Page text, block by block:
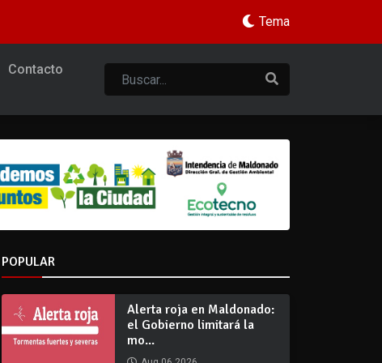
Tema
Contacto
POPULAR
Alerta roja en Maldonado:
el Gobierno limitará la
mo...